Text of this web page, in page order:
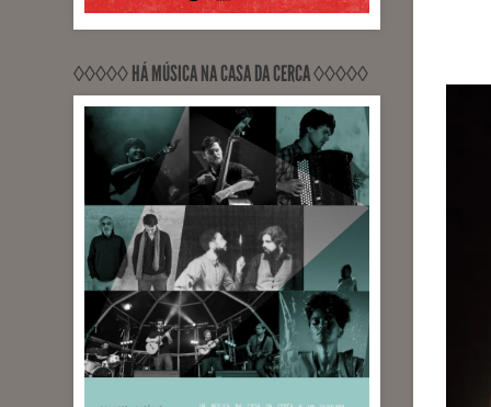
◊◊◊◊◊ HÁ MÚSICA NA CASA DA CERCA ◊◊◊◊◊